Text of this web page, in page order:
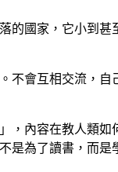
的國家，它小到甚
不會互相交流，自
，內容在教人類如
是為了讀書，而是